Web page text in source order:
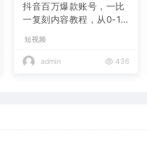
抖音百万爆款账号，一比
一复刻内容教程，从0-1
复制爆款，月入10w+
短视频
admin 436